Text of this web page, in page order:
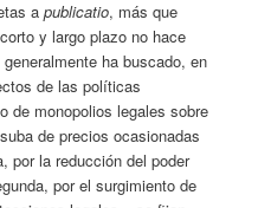
apublicatio, más que
y largo plazo no hace
ha buscado, en
de las políticas
de monopolios legales sobre
de precios ocasionadas
por la reducción del poder
por el surgimiento de